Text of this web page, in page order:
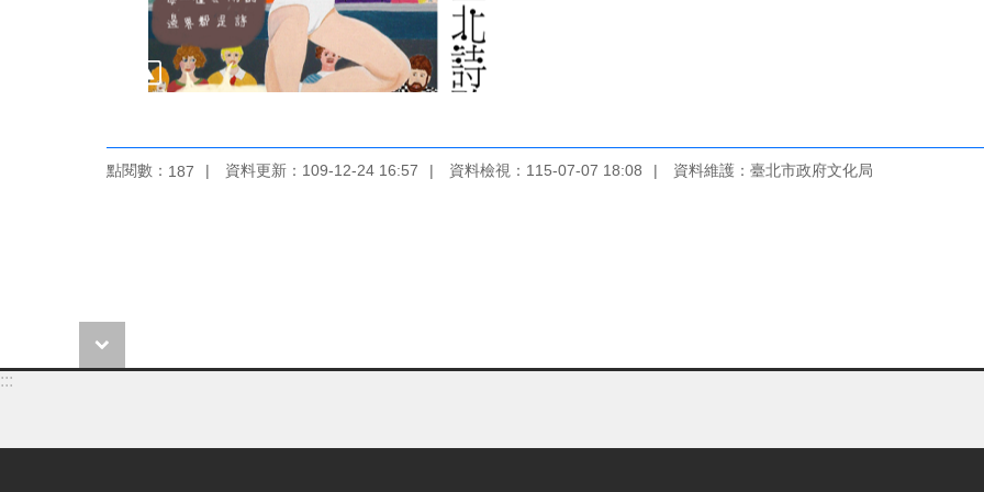
點閱數： 187 資料更新：109-12-24 16:57 資料檢視：115-07-07 18:08 資料維護：臺北市政府文化局
:::